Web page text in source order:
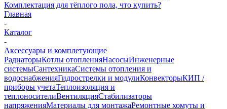
Комплектация для тёплого пола, что купить?
Главная
-
Каталог
-
Аксессуары и комплетующие
РадиаторыКотлы отопленияНасосыИнженерные
системыСантехникаСистемы отопления и
водоснабженияГидрострелки и модулиКонвекторыКИП /
приборы учетаТеплоизоляция и
теплоносителиВентиляцияСтабилизаторы
напряженияМатериалы для монтажаРемонтные хомуты и